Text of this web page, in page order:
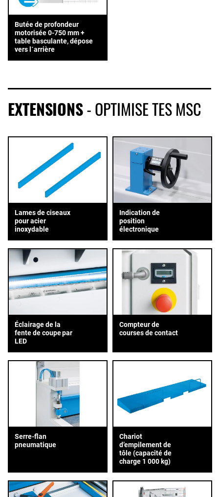
Butée de profondeur
motorisée 0-750 mm +
table basculante, dépose
vers l´arrière
EXTENSIONS- OPTIMISE TES MSC
Lames de ciseaux
pour acier
inoxydable
Indication de
position
électronique
Éclairage de la
fente de coupe par
LED
Compteur de
courses de contact
Serre-flan
pneumatique
Chariot
d’empilement de
tôle (capacité de
charge 1 000 kg)